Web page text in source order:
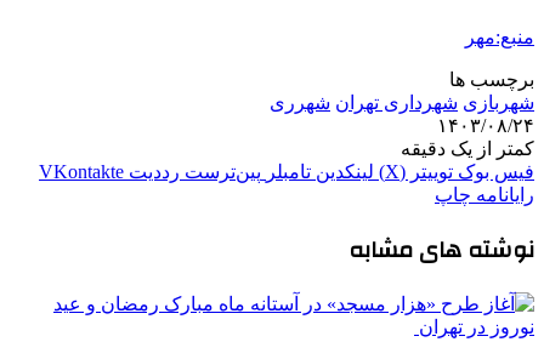
منبع:مهر
برچسب ها
شهربازی شهرداری تهران شهرری
۱۴۰۳/۰۸/۲۴
کمتر از یک دقیقه
فیس بوک توییتر (X) لینکدین ‫تامبلر ‫پین‌ترست ‫رددیت ‫VKontakte
رایانامه چاپ
نوشته های مشابه